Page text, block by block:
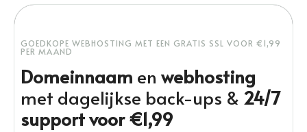
GOEDKOPE WEBHOSTING MET EEN GRATIS SSL VOOR €1,99
PER MAAND
Domeinnaam en webhosting
met dagelijkse back-ups & 24/7
support voor €1,99